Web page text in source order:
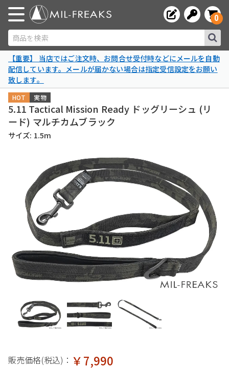
商品を検索
0
【重要】 当店ではご注文時、お問合せ受付時などにメールを自動
配信しています。メールが届かない場合は指定受信設定をお願い
致します。
実物
HOT
5.11 Tactical Mission Ready ドッグリーシュ (リ
ード) マルチカムブラック
サイズ: 1.5m
販売価格(税込)： ￥7,990